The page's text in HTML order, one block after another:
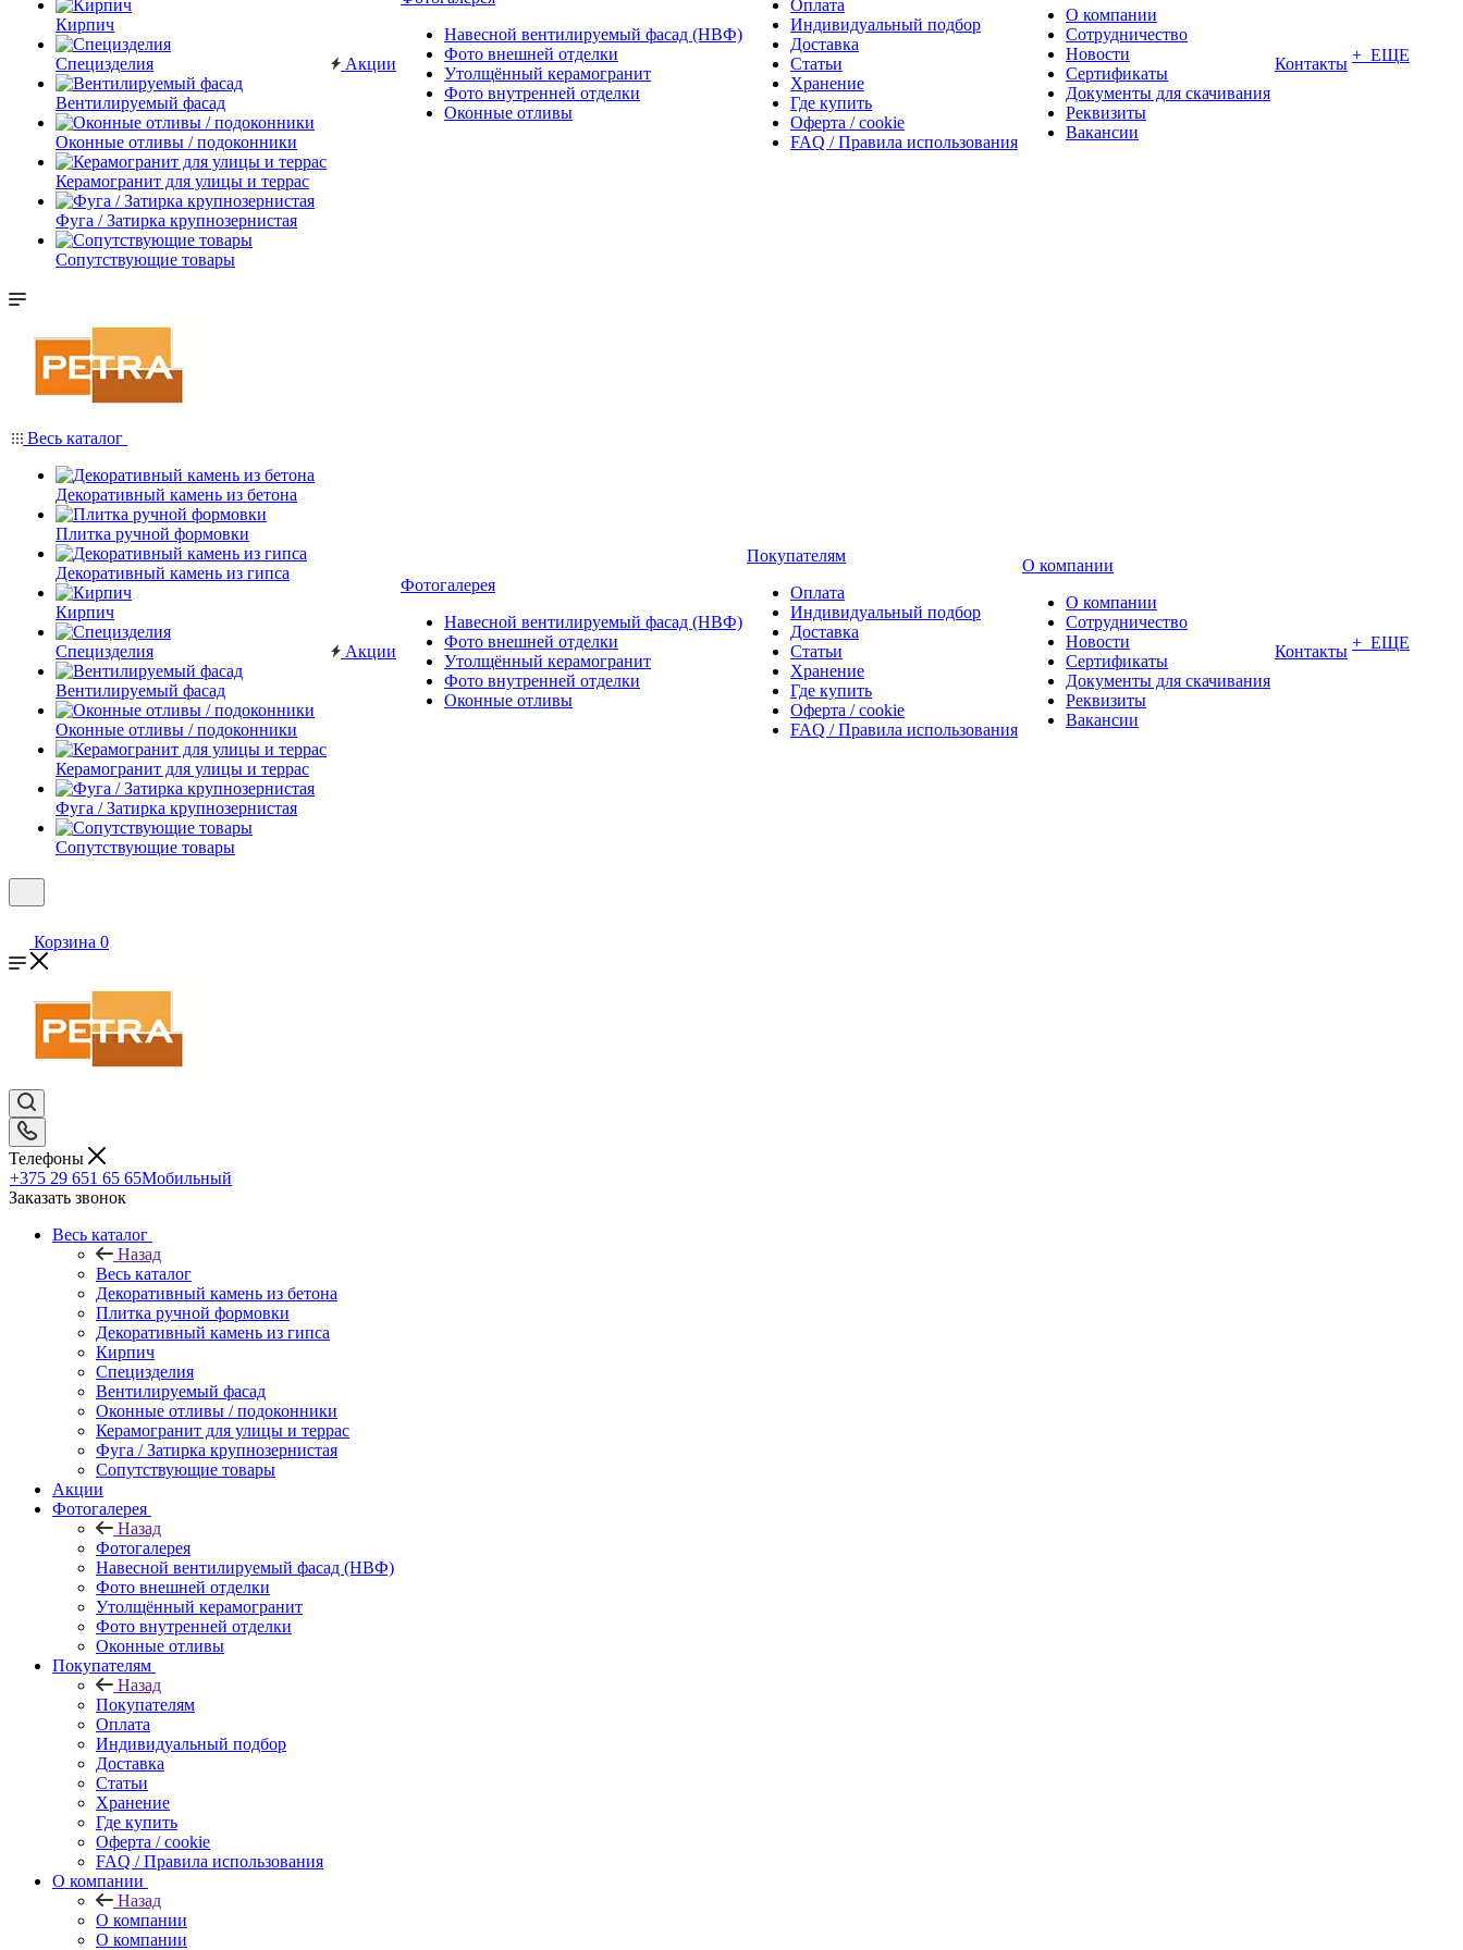
Кирпич
Специзделия
Вентилируемый фасад
Оконные отливы / подоконники
Керамогранит для улицы и террас
Фуга / Затирка крупнозернистая
Сопутствующие товары
Акции
Навесной вентилируемый фасад (НВФ)
Фото внешней отделки
Утолщённый керамогранит
Фото внутренней отделки
Оконные отливы
Оплата
Индивидуальный подбор
Доставка
Статьи
Хранение
Где купить
Оферта / cookie
FAQ / Правила использования
О компании
Сотрудничество
Новости
Сертификаты
Документы для скачивания
Реквизиты
Вакансии
Контакты + ЕЩЕ
Весь каталог
Декоративный камень из бетона
Плитка ручной формовки
Декоративный камень из гипса
Кирпич
Специзделия
Вентилируемый фасад
Оконные отливы / подоконники
Керамогранит для улицы и террас
Фуга / Затирка крупнозернистая
Сопутствующие товары
Акции
Фотогалерея
Навесной вентилируемый фасад (НВФ)
Фото внешней отделки
Утолщённый керамогранит
Фото внутренней отделки
Оконные отливы
Покупателям
Оплата
Индивидуальный подбор
Доставка
Статьи
Хранение
Где купить
Оферта / cookie
FAQ / Правила использования
О компании
О компании
Сотрудничество
Новости
Сертификаты
Документы для скачивания
Реквизиты
Вакансии
Контакты + ЕЩЕ
Корзина 0
Телефоны
+375 29 651 65 65Мобильный
Заказать звонок
Весь каталог
Назад
Весь каталог
Декоративный камень из бетона
Плитка ручной формовки
Декоративный камень из гипса
Кирпич
Специзделия
Вентилируемый фасад
Оконные отливы / подоконники
Керамогранит для улицы и террас
Фуга / Затирка крупнозернистая
Сопутствующие товары
Акции
Фотогалерея
Назад
Фотогалерея
Навесной вентилируемый фасад (НВФ)
Фото внешней отделки
Утолщённый керамогранит
Фото внутренней отделки
Оконные отливы
Покупателям
Назад
Покупателям
Оплата
Индивидуальный подбор
Доставка
Статьи
Хранение
Где купить
Оферта / cookie
FAQ / Правила использования
О компании
Назад
О компании
О компании